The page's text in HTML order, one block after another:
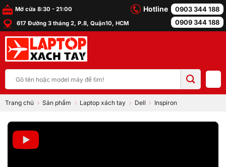
Bỏ
qua
nội
dung
Mở cửa 8:30 - 21:00
617 Đường 3 tháng 2, P.8, Quận10, HCM
Hotline
0903 344 188
0909 344 188
kiếm:
Trang chủ Sản phẩm Laptop xách tay Dell Inspiron